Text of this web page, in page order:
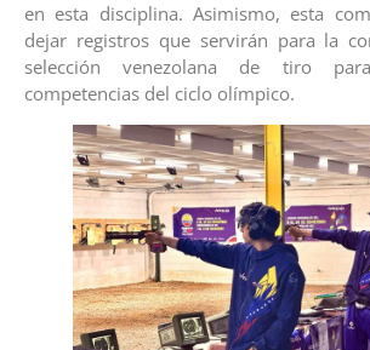
en esta disciplina. Asimismo, esta
dejar registros que servirán para la
selección venezolana de tiro
competencias del ciclo olímpico.